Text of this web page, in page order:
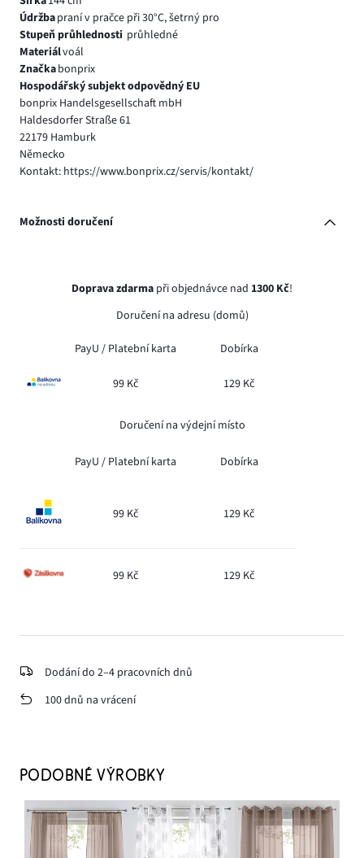
Údržbapraní v pračce při 30°C, šetrný pro
Stupeň průhlednosti průhledné
Materiálvoál
Značkabonprix
Hospodářský subjekt odpovědný EU
bonprix Handelsgesellschaft mbH
Haldesdorfer Straße 61
22179 Hamburk
Německo
Kontakt: https://www.bonprix.cz/servis/kontakt/
Možnosti doručení
Doprava zdarma při objednávce nad 1300 Kč!
Doručení na adresu (domů)
PayU / Platební karta Dobírka
99 Kč 129 Kč
Doručení na výdejní místo
PayU / Platební karta Dobírka
99 Kč 129 Kč
99 Kč 129 Kč
Dodání do 2–4 pracovních dnů
100 dnů na vrácení
PODOBNÉ VÝROBKY